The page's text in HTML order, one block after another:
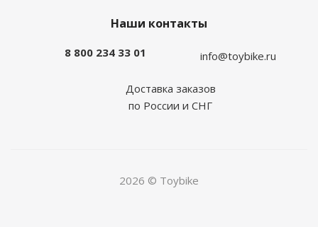
Наши контакты
8 800 234 33 01 info@toybike.ru
Доставка заказов
по России и СНГ
2026 © Toybike